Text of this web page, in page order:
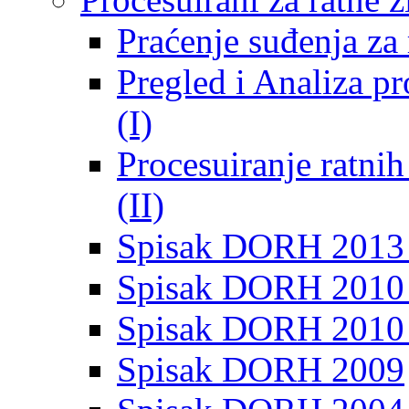
Praćenje suđenja
Pregled i Analiza
(I)
Procesuiranje
(II)
Spisak DORH
Spisak DORH
Spisak DORH
Spisak DORH 2009